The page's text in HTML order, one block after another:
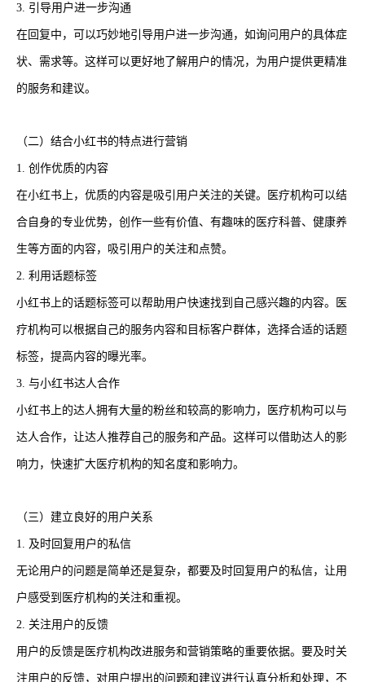
3. 引导用户进一步沟通
在回复中，可以巧妙地引导用户进一步沟通，如询问用户的具体症
状、需求等。这样可以更好地了解用户的情况，为用户提供更精准
的服务和建议。
（二）结合小红书的特点进行营销
1. 创作优质的内容
在小红书上，优质的内容是吸引用户关注的关键。医疗机构可以结
合自身的专业优势，创作一些有价值、有趣味的医疗科普、健康养
生等方面的内容，吸引用户的关注和点赞。
2. 利用话题标签
小红书上的话题标签可以帮助用户快速找到自己感兴趣的内容。医
疗机构可以根据自己的服务内容和目标客户群体，选择合适的话题
标签，提高内容的曝光率。
3. 与小红书达人合作
小红书上的达人拥有大量的粉丝和较高的影响力，医疗机构可以与
达人合作，让达人推荐自己的服务和产品。这样可以借助达人的影
响力，快速扩大医疗机构的知名度和影响力。
（三）建立良好的用户关系
1. 及时回复用户的私信
无论用户的问题是简单还是复杂，都要及时回复用户的私信，让用
户感受到医疗机构的关注和重视。
2. 关注用户的反馈
用户的反馈是医疗机构改进服务和营销策略的重要依据。要及时关
注用户的反馈，对用户提出的问题和建议进行认真分析和处理，不